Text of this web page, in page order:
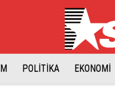
POLİTİKA EKONOMİ